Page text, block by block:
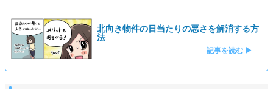
北向き物件の日当たりの悪さを解消する方
法
記事を読む ▶